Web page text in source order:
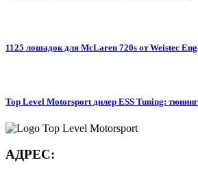
1125 лошадок для McLaren 720s от Weistec
Top Level Motorsport дилер ESS Tuning:
АДРЕС: